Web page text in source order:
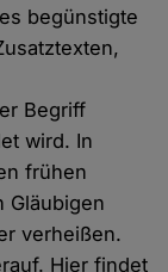
begünstigte
Begriff
wird. In
frühen
Gläubigen
verheißen.
Hier findet